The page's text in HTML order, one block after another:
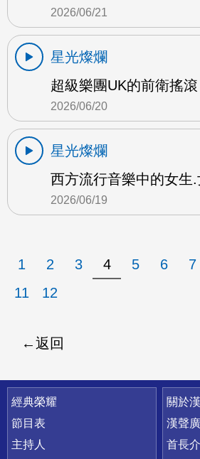
2026/06/21
星光燦爛
超級樂團UK的前衛搖
2026/06/20
星光燦爛
西方流行音樂中的女生
2026/06/19
1 2 3 4 5 6 7
11
12
返回
快速連結
經典榮耀
節目表
主持人
關於
漢聲
首長